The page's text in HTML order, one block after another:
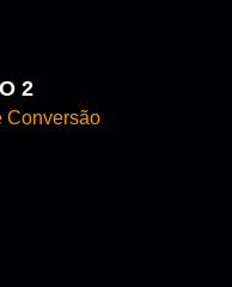
2
Conversão